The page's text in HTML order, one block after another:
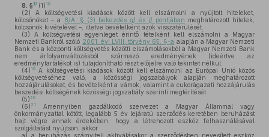
8. § 17 (1) 18
(2) A költségvetési kiadások között kell elszámolni a nyújtott hiteleket,
kölcsönöket – a
8/A. § (3) bekezdésg) és j) pontjában meghatározott hitelek,
kölcsönök kivételével –, illetve bevételként azok visszatérülését.
(3) A költségvetési egyenleget érintő tételként kell elszámolni a Magyar
Nemzeti Bankról szóló 2001. évi LVIII. törvény 65. §-a alapján a Magyar Nemzeti
Bank és a központi költségvetés közötti elszámolásokból a Magyar Nemzeti Bank
nem árfolyamváltozásból származó eredményének (ideértve az
eredménytartalékot is) tulajdonítható részt előjelre való tekintet nélkül.
(4) 19 A költségvetési kiadások között kell elszámolni az Európai Unió közös
költségvetéséhez való, a közösségi jogszabályok alapján meghatározott
hozzájárulásokat, és bevételként a vámok, valamint a cukorágazati hozzájárulás
beszedési költségének közösségi jogszabály szerinti megtérítését.
(5) 20
(6) 21
Amennyiben gazdálkodó szervezet a Magyar Állammal vagy
önkormányzattal kötött, legalább 5 év lejáratú szerződés keretében beruházást
hajt végre annak érdekében, hogy a létrehozott eszköz felhasználásával
szolgáltatást nyújtson, akkor
a) a beruházás számviteli aktiválásakor a szerződésben nevesített eszköz